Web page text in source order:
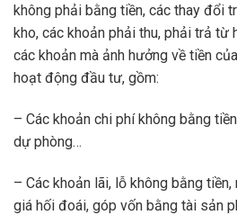
không phải bằng tiền, các thay đổi
kho, các khoản phải thu, phải trả từ
các khoản mà ảnh hưởng về tiền
hoạt động đầu tư, gồm:
– Các khoản chi phí không bằng
dự phòng…
– Các khoản lãi, lỗ không bằng
giá hối đoái, góp vốn bằng tài sản